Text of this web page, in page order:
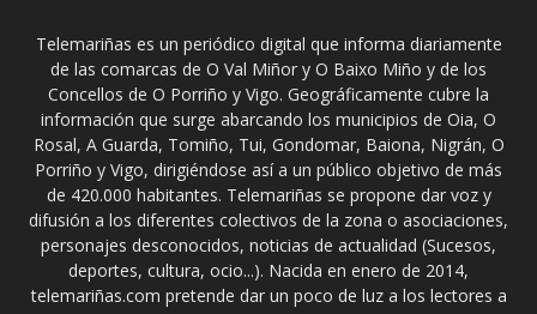
Telemariñas es un periódico digital que informa diariamente
de las comarcas de O Val Miñor y O Baixo Miño y de los
Concellos de O Porriño y Vigo. Geográficamente cubre la
información que surge abarcando los municipios de Oia, O
Rosal, A Guarda, Tomiño, Tui, Gondomar, Baiona, Nigrán, O
Porriño y Vigo, dirigiéndose así a un público objetivo de más
de 420.000 habitantes. Telemariñas se propone dar voz y
difusión a los diferentes colectivos de la zona o asociaciones,
personajes desconocidos, noticias de actualidad (Sucesos,
deportes, cultura, ocio...). Nacida en enero de 2014,
telemariñas.com pretende dar un poco de luz a los lectores a